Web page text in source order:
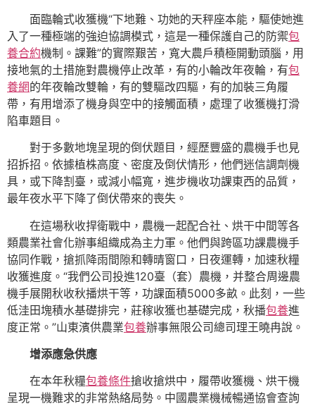
面臨輪式收獲機“下地難、功她的天秤座本能，驅使她進
入了一種極端的強迫協調模式，這是一種保護自己的防禦包
養合約機制。課難”的實際艱苦，寬大農戶積極開動頭腦，用
接地氣的土措施對農機停止改革，有的小輪改年夜輪，有包
養網的年夜輪改雙輪，有的雙驅改四驅，有的加裝三角履
帶，有用增添了機身與空中的接觸面積，處理了收獲機打滑
陷車題目。
對于多數地塊呈現的倒伏題目，經歷豐盛的農機手也見
招拆招。依據植株高度、密度及倒伏情形，他們迷信調劑機
具，或下降割臺，或減小幅寬，進步機收功課東西的品質，
最年夜水平下降了倒伏帶來的喪失。
在這場秋收捍衛戰中，農機一起配合社、烘干中間等各
類農業社會化辦事組織成為主力軍。他們與跨區功課農機手
協同作戰，搶抓降雨間隙和轉晴窗口，日夜運轉，加速秋糧
收獲進度。“我們公司投進120臺（套）農機，并整合周邊農
機手展開秋收秋播烘干等，功課面積5000多畝。此刻，一些
低洼田塊積水基礎排完，莊稼收獲也基礎完成，秋播包養進
度正常。”山東濱供農業包養辦事無限公司總司理王曉冉說。
增添應急供應
在本年秋糧包養條件搶收搶烘中，履帶收獲機、烘干機
呈現一機難求的非常熱絡局勢。中國農業機械暢通協會查詢